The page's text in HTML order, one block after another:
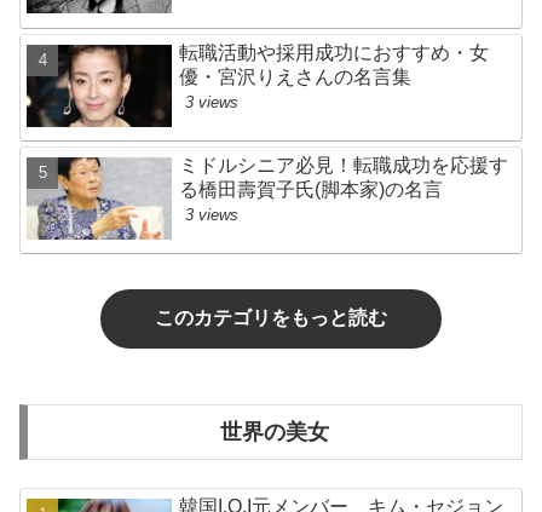
転職活動や採用成功におすすめ・女
優・宮沢りえさんの名言集
3 views
ミドルシニア必見！転職成功を応援す
る橋田壽賀子氏(脚本家)の名言
3 views
このカテゴリをもっと読む
世界の美女
韓国I.O.I元メンバー、キム・セジョン